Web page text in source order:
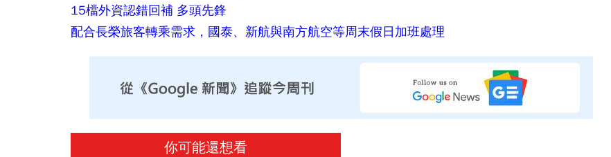
15檔外資認錯回補 多頭先鋒
配合長榮旅客轉乘需求，國泰、新航與南方航空等周末假日加班處理
你可能還想看